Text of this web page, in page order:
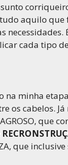
aquilo que
necessidades.
cada tipo
na minha
os cabelos.
que